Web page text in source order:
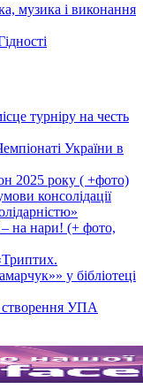
музика і виконання
турніру на честь
України в
2025 року ( +фото)
консолідації
на нари! (+ фото,
у бібліотеці
створення УПА